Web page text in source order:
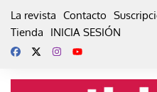
La revista Contacto
Tienda
INICIA SESIÓN